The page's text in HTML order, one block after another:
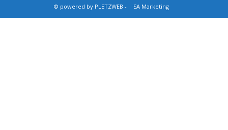
© powered by PLETZWEB -
SA Marketing